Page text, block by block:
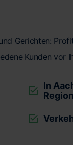
Gerichten:
Kunden vor
In
Region